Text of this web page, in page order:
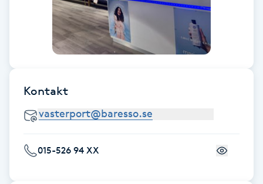
Hälsprickor
Kontakt
015-526 94 XX